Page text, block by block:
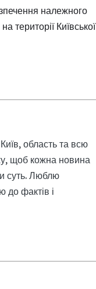
належного
території Київської
область та всю
щоб кожна новина
суть. Люблю
до фактів і